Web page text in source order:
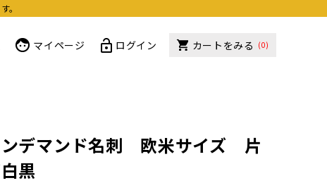
。
マイページ ログイン カートをみる (0)
デマンド名刺 欧米サイズ 片
黒